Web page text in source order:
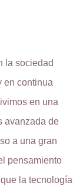
la sociedad
en continua
en una
avanzada de
a una gran
pensamiento
la tecnología